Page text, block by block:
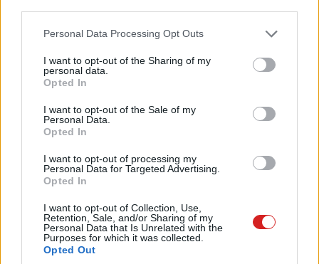
Please note that this website/app uses one or more Google
not limited to your visit or usage behaviour. You may click to
grant or deny consent to Google and its third-party tags to
use your data for below specified purposes in below Google
consent section.
Personal Data Processing Opt Outs
I want to opt-out of the Sharing of my
personal data.
Opted In
I want to opt-out of the Sale of my
Personal Data.
Opted In
I want to opt-out of processing my
Personal Data for Targeted Advertising.
Opted In
I want to opt-out of Collection, Use,
Retention, Sale, and/or Sharing of my
Personal Data that Is Unrelated with the
Purposes for which it was collected.
Opted Out
Steve Wozniak az Apple társalapítója, és sokat tud az
innovációról is. Most pedig azt mondja, hogy a tech
világában a következő nagy dobást a Tesla
hozza majd
, és nem az Apple.
a Tesla Model S-re is külön kitért: azért lett olyan sikeres,
mert Musk magának építette. Amikor pedig a dolgok így
születnek, és tudjuk, hogy szeretjük és irányítjuk őket,